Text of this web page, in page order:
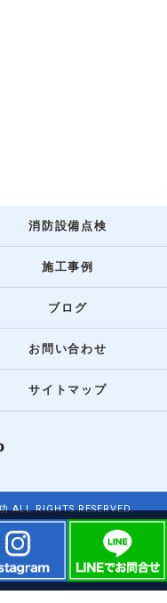
消防設備点検
施工事例
ブログ
お問い合わせ
サイトマップ
ALL RIGHTS RESERVED.